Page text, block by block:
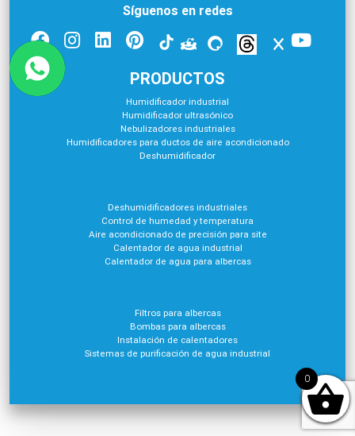
Síguenos en redes
PRODUCTOS
Humidificador industrial
Humidificador ultrasónico
Nebulizadores industriales
Humidificadores para ductos de aire acondicionado
Deshumidificador
Deshumidificadores industriales
Control de humedad y temperatura
Aire acondicionado de precisión para site
Calentador de agua industrial
Calentador de agua para albercas
Filtros para albercas
Bombas para albercas
Instalación de calentadores
Sistemas de purificación de agua industrial
0